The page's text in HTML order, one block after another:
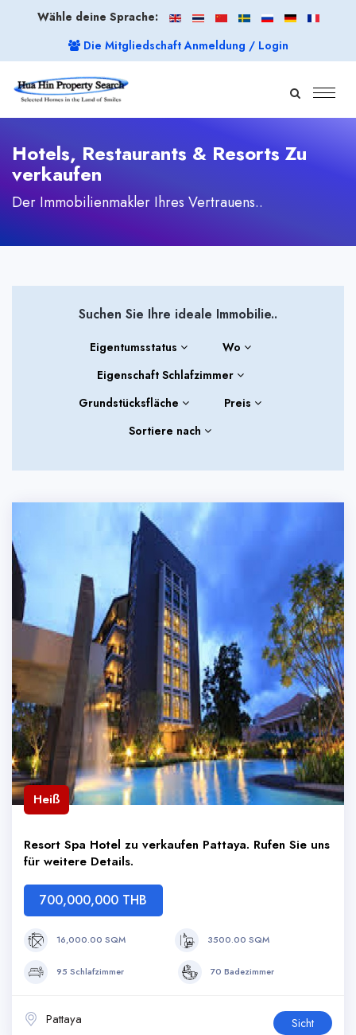
Wähle deine Sprache:
Die Mitgliedschaft Anmeldung / Login
Hotels, Restaurants & Resorts Zu
verkaufen
Der Immobilienmakler Ihres Vertrauens..
Suchen Sie Ihre ideale Immobilie..
Eigentumsstatus
Wo
Eigenschaft Schlafzimmer
Grundstücksfläche
Preis
Sortiere nach
Heiß
Resort Spa Hotel zu verkaufen Pattaya. Rufen Sie uns
für weitere Details.
700,000,000 THB
16,000.00 SQM 3500.00 SQM
95 Schlafzimmer 70 Badezimmer
Pattaya Sicht